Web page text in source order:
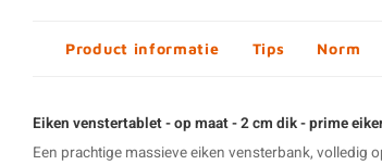
Product informatie Tips Norm
Eiken venstertablet - op maat - 2 cm dik - prime
Een prachtige massieve eiken vensterbank, volledig